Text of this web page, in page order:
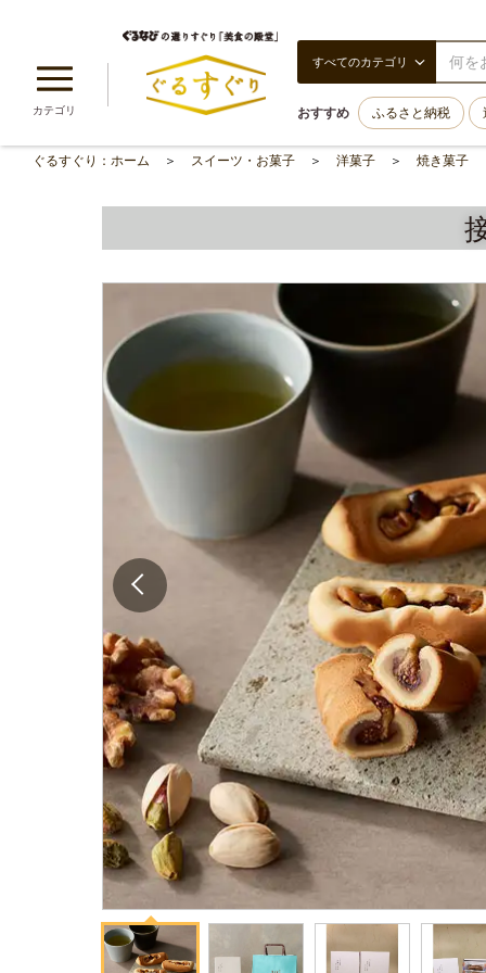
カテゴリ
すべてのカテゴリ
おすすめ ふるさと納税
ぐるすぐり：ホーム スイーツ・お菓子 洋菓子 焼き菓子